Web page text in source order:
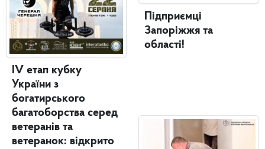
IV етап кубку
України з
богатирського
багатоборства серед
ветеранів та
ветеранок: відкрито
Підприємці
Запоріжжя та
області!